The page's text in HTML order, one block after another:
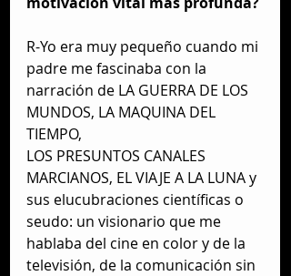
R-Yo era muy pequeño cuando mi
padre me fascinaba con la
narración de LA GUERRA DE LOS
MUNDOS, LA MAQUINA DEL
TIEMPO,
LOS PRESUNTOS CANALES
MARCIANOS, EL VIAJE A LA LUNA y
sus elucubraciones científicas o
seudo: un visionario que me
hablaba del cine en color y de la
televisión, de la comunicación sin